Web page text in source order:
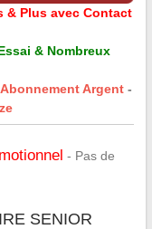
& Plus avec Contact
& Nombreux
Abonnement Argent -
- Pas de
SENIOR